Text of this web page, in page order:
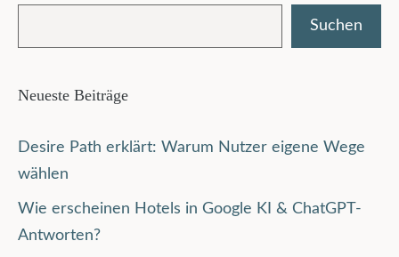
Suchen
Neueste Beiträge
Desire Path erklärt: Warum Nutzer eigene Wege
wählen
Wie erscheinen Hotels in Google KI & ChatGPT-
Antworten?